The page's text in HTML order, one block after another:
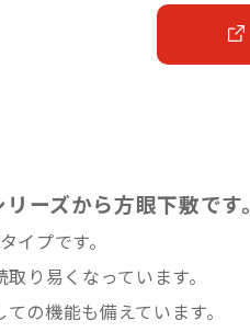
ーズから方眼下敷です。
プです。
り易くなっています。
の機能も備えています。